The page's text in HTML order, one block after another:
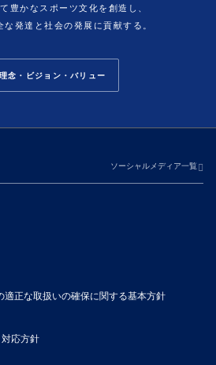
豊かなスポーツ文化を創造し、
な発達と社会の発展に貢献する。
念・ビジョン・バリュー
ソーシャルメディア一覧
正な取扱いの確保に関する基本方針
応方針